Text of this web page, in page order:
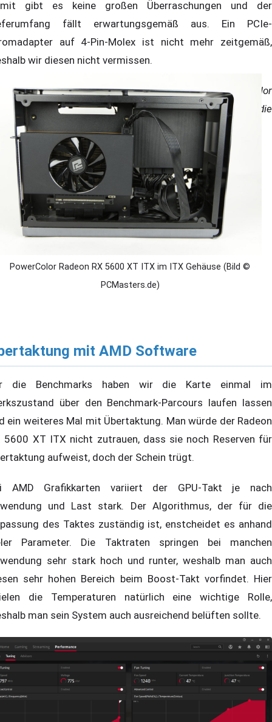
gibt es keine großen Überraschungen und der
fällt erwartungsgemäß aus. Ein PCIe-
auf 4-Pin-Molex ist nicht mehr zeitgemäß,
wir diesen nicht vermissen.
haben unser Testmuster der Grafikkarte von PowerColor
Die Bereitstellung hatte keinen Einfluss auf die
und Objektivität des Tests genommen.
PowerColor Radeon RX 5600 XT ITX im ITX Gehäuse (Bild ©
PCMasters.de)
mit AMD Software
die Benchmarks haben wir die Karte einmal im
über den Benchmark-Parcours laufen lassen
ein weiteres Mal mit Übertaktung. Man würde der Radeon
5600 XT ITX nicht zutrauen, dass sie noch Reserven für
aufweist, doch der Schein trügt.
AMD Grafikkarten variiert der GPU-Takt je nach
und Last stark. Der Algorithmus, der für die
des Taktes zuständig ist, enstcheidet es anhand
Parameter. Die Taktraten springen bei manchen
sehr stark hoch und runter, weshalb man auch
sehr hohen Bereich beim Boost-Takt vorfindet. Hier
die Temperaturen natürlich eine wichtige Rolle,
man sein System auch ausreichend belüften sollte.